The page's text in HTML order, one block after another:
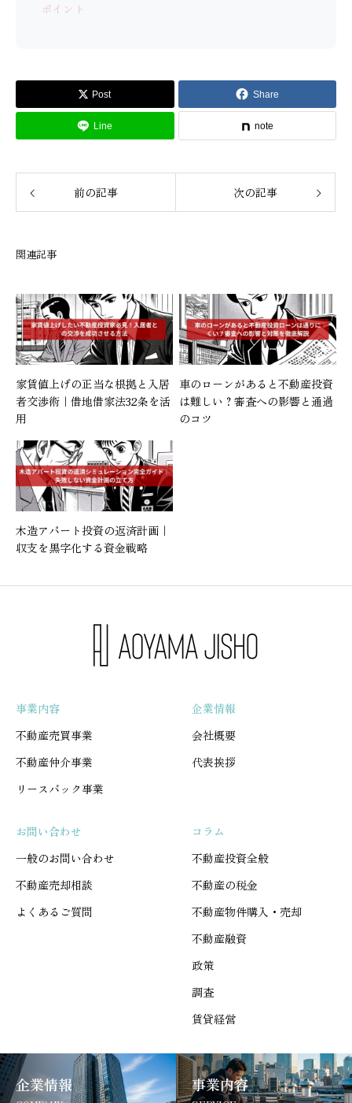
ポイント
Post Share
Line note
前の記事 次の記事
関連記事
家賃値上げの正当な根拠と入居
者交渉術｜借地借家法32条を活
用
車のローンがあると不動産投資
は難しい？審査への影響と通過
のコツ
木造アパート投資の返済計画｜
収支を黒字化する資金戦略
事業内容
不動産売買事業
不動産仲介事業
リースバック事業
企業情報
会社概要
代表挨拶
お問い合わせ
一般のお問い合わせ
不動産売却相談
よくあるご質問
コラム
不動産投資全般
不動産の税金
不動産物件購入・売却
不動産融資
政策
調査
賃貸経営
企業情報 事業内容